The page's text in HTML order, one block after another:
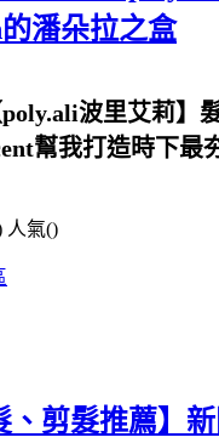
潘朵拉之盒
波里艾莉】
幫我打造時下最
人氣()
、剪髮推薦】